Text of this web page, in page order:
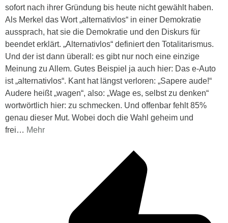
sofort nach ihrer Gründung bis heute nicht gewählt haben.
Als Merkel das Wort „alternativlos“ in einer Demokratie
aussprach, hat sie die Demokratie und den Diskurs für
beendet erklärt. „Alternativlos“ definiert den Totalitarismus.
Und der ist dann überall: es gibt nur noch eine einzige
Meinung zu Allem. Gutes Beispiel ja auch hier: Das e-Auto
ist „alternativlos“. Kant hat längst verloren: „Sapere aude!“
Audere heißt „wagen“, also: „Wage es, selbst zu denken“
wortwörtlich hier: zu schmecken. Und offenbar fehlt 85%
genau dieser Mut. Wobei doch die Wahl geheim und
frei… Mehr